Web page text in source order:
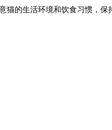
的生活环境和饮食习惯，保